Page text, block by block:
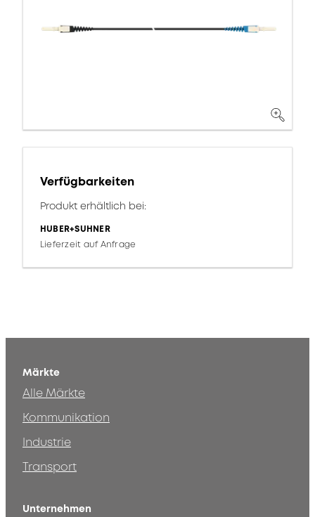
Verfügbarkeiten
Produkt erhältlich bei:
HUBER+SUHNER
Lieferzeit auf Anfrage
Märkte
Alle Märkte
Kommunikation
Industrie
Transport
Unternehmen